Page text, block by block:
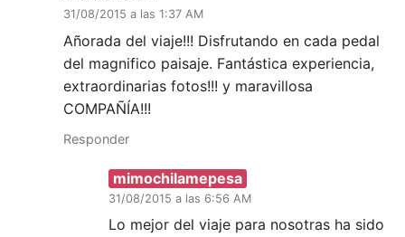
31/08/2015 a las 1:37 AM
Añorada del viaje!!! Disfrutando en cada pedal
del magnifico paisaje. Fantástica experiencia,
extraordinarias fotos!!! y maravillosa
COMPAÑÍA!!!
Responder
mimochilamepesa
31/08/2015 a las 6:56 AM
Lo mejor del viaje para nosotras ha sido